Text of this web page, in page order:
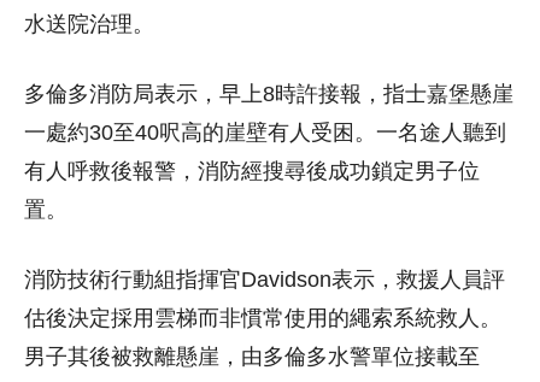
水送院治理。
多倫多消防局表示，早上8時許接報，指士嘉堡懸崖
一處約30至40呎高的崖壁有人受困。一名途人聽到
有人呼救後報警，消防經搜尋後成功鎖定男子位
置。
消防技術行動組指揮官Davidson表示，救援人員評
估後決定採用雲梯而非慣常使用的繩索系統救人。
男子其後被救離懸崖，由多倫多水警單位接載至